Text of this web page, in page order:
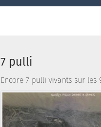
7 pulli
Encore 7 pulli vivants sur les